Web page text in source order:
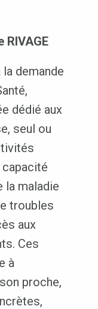
demande
dédié aux
seul ou
la maladie
troubles
aux
Ces
à
proche,